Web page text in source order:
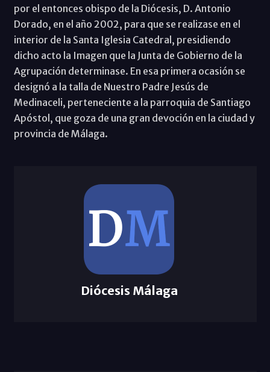
por el entonces obispo de la Diócesis, D. Antonio
Dorado, en el año 2002, para que se realizase en el
interior de la Santa Iglesia Catedral, presidiendo
dicho acto la Imagen que la Junta de Gobierno de la
Agrupación determinase. En esa primera ocasión se
designó a la talla de Nuestro Padre Jesús de
Medinaceli, perteneciente a la parroquia de Santiago
Apóstol, que goza de una gran devoción en la ciudad y
provincia de Málaga.
Diócesis Málaga